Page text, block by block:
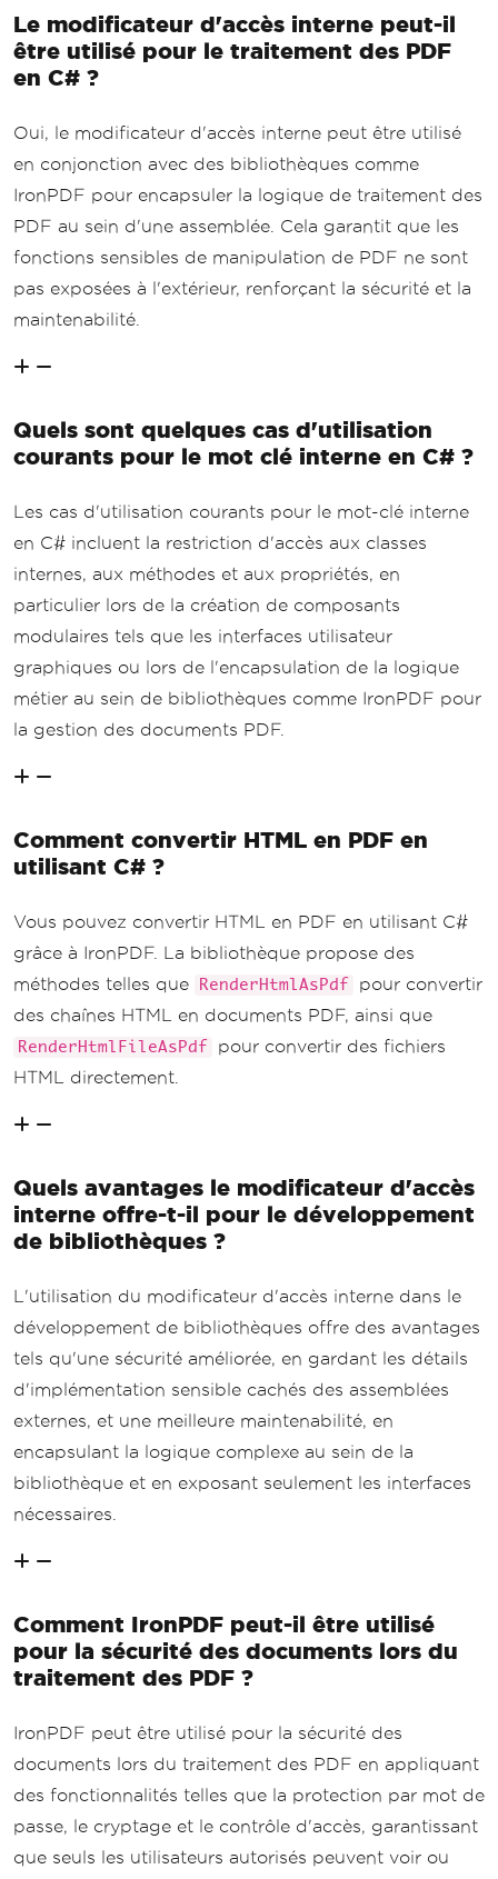
Le modificateur d'accès interne peut-il
être utilisé pour le traitement des PDF
en C# ?
Oui, le modificateur d'accès interne peut être utilisé
en conjonction avec des bibliothèques comme
IronPDF pour encapsuler la logique de traitement des
PDF au sein d'une assemblée. Cela garantit que les
fonctions sensibles de manipulation de PDF ne sont
pas exposées à l'extérieur, renforçant la sécurité et la
maintenabilité.
Quels sont quelques cas d'utilisation
courants pour le mot clé interne en C# ?
Les cas d'utilisation courants pour le mot-clé interne
en C# incluent la restriction d'accès aux classes
internes, aux méthodes et aux propriétés, en
particulier lors de la création de composants
modulaires tels que les interfaces utilisateur
graphiques ou lors de l'encapsulation de la logique
métier au sein de bibliothèques comme IronPDF pour
la gestion des documents PDF.
Comment convertir HTML en PDF en
utilisant C# ?
Vous pouvez convertir HTML en PDF en utilisant C#
grâce à IronPDF. La bibliothèque propose des
méthodes telles que
RenderHtmlAsPdf
pour convertir
des chaînes HTML en documents PDF, ainsi que
RenderHtmlFileAsPdf
pour convertir des fichiers
HTML directement.
Quels avantages le modificateur d'accès
interne offre-t-il pour le développement
de bibliothèques ?
L'utilisation du modificateur d'accès interne dans le
développement de bibliothèques offre des avantages
tels qu'une sécurité améliorée, en gardant les détails
d'implémentation sensible cachés des assemblées
externes, et une meilleure maintenabilité, en
encapsulant la logique complexe au sein de la
bibliothèque et en exposant seulement les interfaces
nécessaires.
Comment IronPDF peut-il être utilisé
pour la sécurité des documents lors du
traitement des PDF ?
IronPDF peut être utilisé pour la sécurité des
documents lors du traitement des PDF en appliquant
des fonctionnalités telles que la protection par mot de
passe, le cryptage et le contrôle d'accès, garantissant
que seuls les utilisateurs autorisés peuvent voir ou